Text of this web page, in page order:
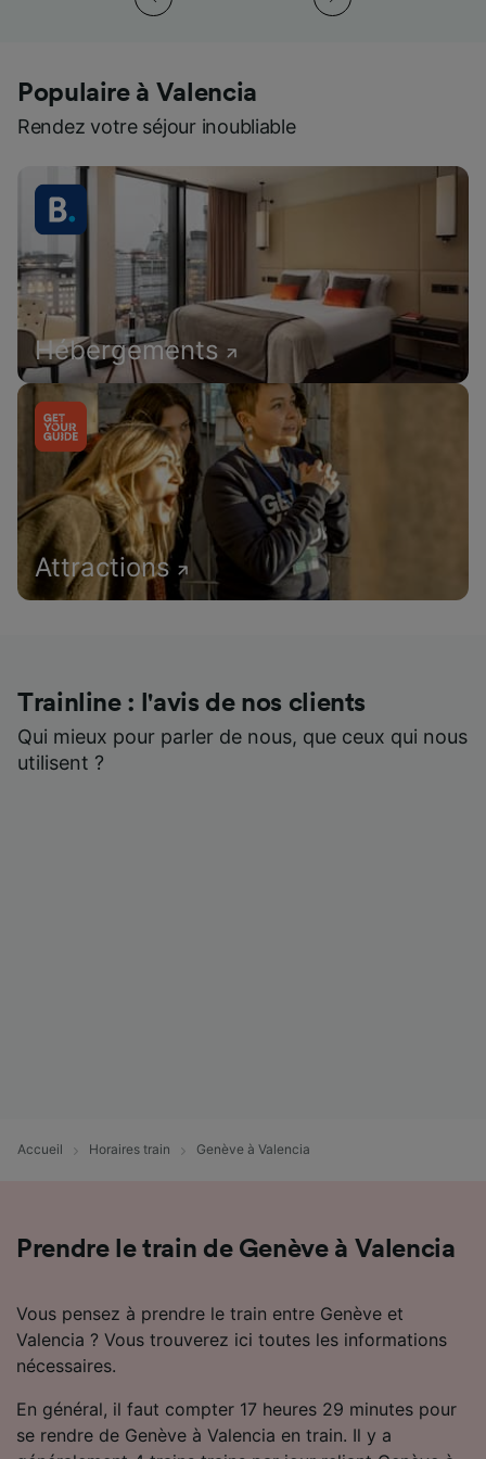
Populaire à Valencia
Rendez votre séjour inoubliable
Hébergements
Attractions
Trainline : l'avis de nos clients
Qui mieux pour parler de nous, que ceux qui nous
utilisent ?
Accueil Horaires train Genève à Valencia
Prendre le train de Genève à Valencia
Vous pensez à prendre le train entre Genève et
Valencia ? Vous trouverez ici toutes les informations
nécessaires.
En général, il faut compter 17 heures 29 minutes pour
se rendre de Genève à Valencia en train. Il y a